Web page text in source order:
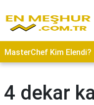
ASTROLOJİ
SAĞLIK
TARİFLERİ
MasterChef Kim Elendi?
4 dekar